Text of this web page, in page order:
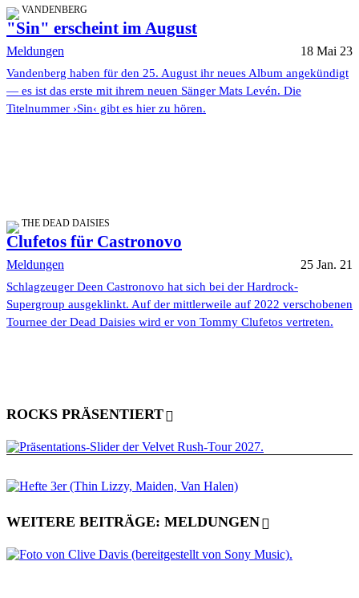
VANDENBERG
"Sin" erscheint im August
Meldungen 18 Mai 23
Vandenberg haben für den 25. August ihr neues Album angekündigt
— es ist das erste mit ihrem neuen Sänger Mats Levén. Die
Titelnummer ›Sin‹ gibt es hier zu hören.
THE DEAD DAISIES
Clufetos für Castronovo
Meldungen 25 Jan. 21
Schlagzeuger Deen Castronovo hat sich bei der Hardrock-
Supergroup ausgeklinkt. Auf der mittlerweile auf 2022 verschobenen
Tournee der Dead Daisies wird er von Tommy Clufetos vertreten.
ROCKS PRÄSENTIERT
WEITERE BEITRÄGE: MELDUNGEN